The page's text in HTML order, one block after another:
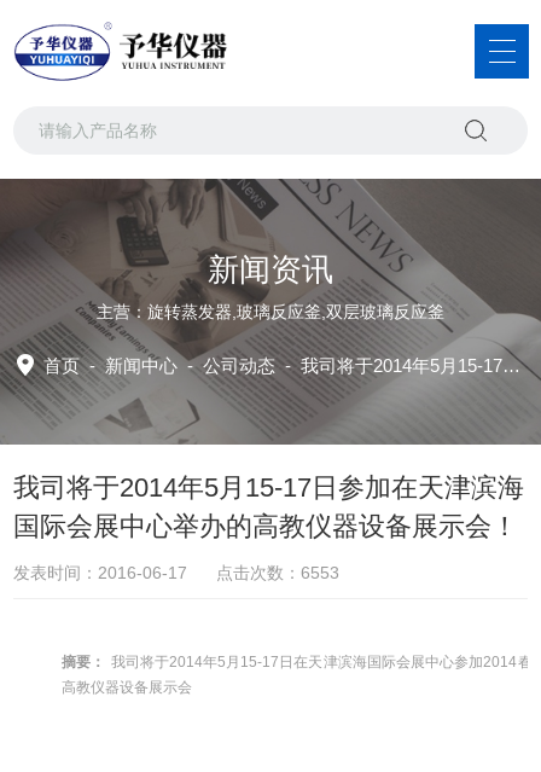
新闻资讯
主营：旋转蒸发器,玻璃反应釜,双层玻璃反应釜
首页-新闻中心 -公司动态 -我司将于2014年5月15-17日参加在天津滨海国际会展中心举办的高教仪器设备展示会！
我司将于2014年5月15-17日参加在天津滨海
国际会展中心举办的高教仪器设备展示会！
发表时间：2016-06-17 点击次数：6553
摘要：
我司将于2014年5月15-17日在天津滨海国际会展中心参加2014春
高教仪器设备展示会